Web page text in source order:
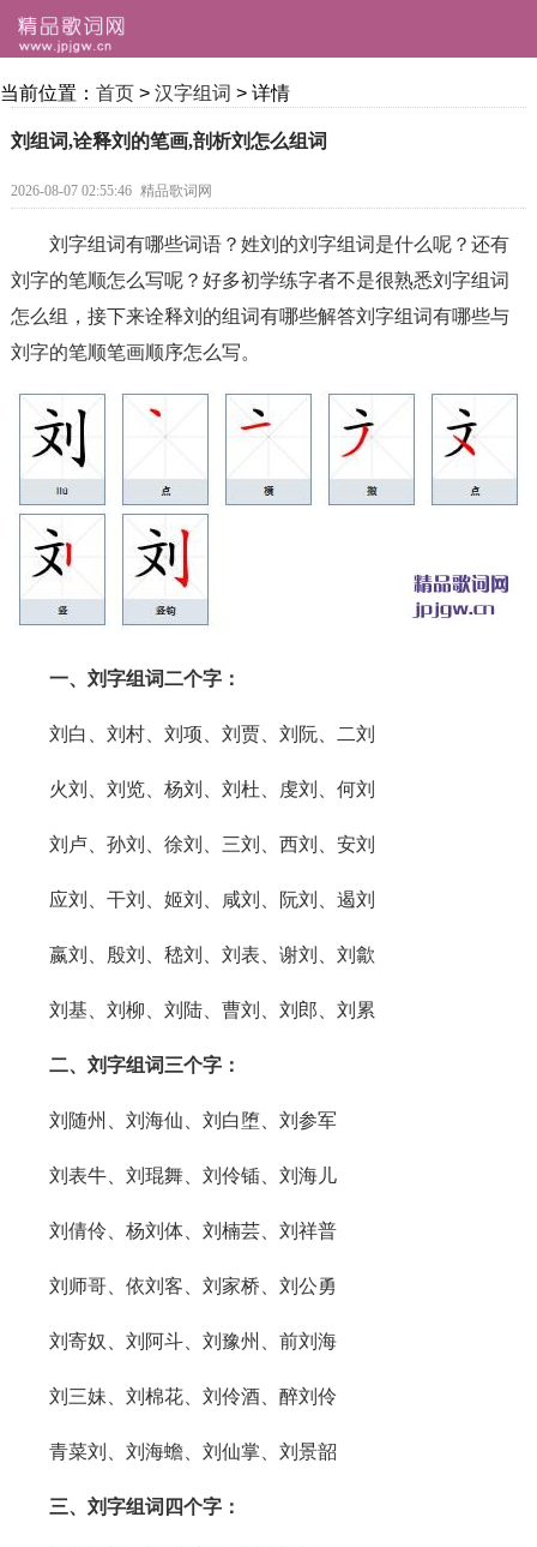
当前位置： 首页 > 汉字组词 > 详情
刘组词,诠释刘的笔画,剖析刘怎么组词
2026-08-07 02:55:46 精品歌词网
刘字组词有哪些词语？姓刘的刘字组词是什么呢？还有
刘字的笔顺怎么写呢？好多初学练字者不是很熟悉刘字组词
怎么组，接下来诠释刘的组词有哪些解答刘字组词有哪些与
刘字的笔顺笔画顺序怎么写。
一、刘字组词二个字：
刘白、刘村、刘项、刘贾、刘阮、二刘
火刘、刘览、杨刘、刘杜、虔刘、何刘
刘卢、孙刘、徐刘、三刘、西刘、安刘
应刘、干刘、姬刘、咸刘、阮刘、遏刘
嬴刘、殷刘、嵇刘、刘表、谢刘、刘歙
刘基、刘柳、刘陆、曹刘、刘郎、刘累
二、刘字组词三个字：
刘随州、刘海仙、刘白堕、刘参军
刘表牛、刘琨舞、刘伶锸、刘海儿
刘倩伶、杨刘体、刘楠芸、刘祥普
刘师哥、依刘客、刘家桥、刘公勇
刘寄奴、刘阿斗、刘豫州、前刘海
刘三妹、刘棉花、刘伶酒、醉刘伶
青菜刘、刘海蟾、刘仙掌、刘景韶
三、刘字组词四个字：